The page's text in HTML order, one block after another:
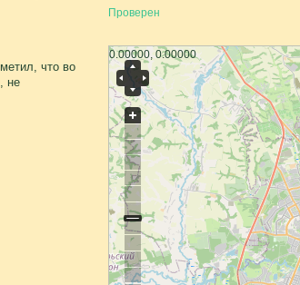
что во
не
Проверен
0.00000, 0.00000